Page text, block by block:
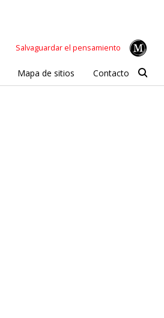
Salvaguardar el pensamiento
Mapa de sitios Contacto